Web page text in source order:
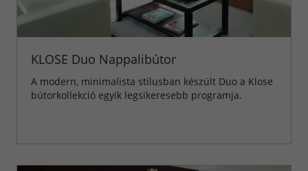
KLOSE Duo Nappalibútor
A modern, minimalista stílusban készült Duo a Klose
bútorkollekció egyik legsikeresebb programja.